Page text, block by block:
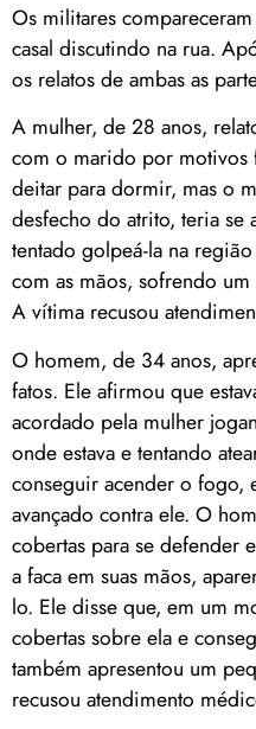
Os militares
casal discutindo na rua.
os relatos de ambas as
A mulher, de 28 anos,
com o marido por
deitar para dormir, mas o
desfecho do atrito, teria se
tentado golpeá-la na
com as mãos, sofrendo
A vítima recusou
O homem, de 34 anos,
fatos. Ele afirmou que
acordado pela mulher
onde estava e tentando
conseguir acender o fogo,
avançado contra ele. O
cobertas para se defender
a faca em suas mãos,
lo. Ele disse que, em um
cobertas sobre ela e
também apresentou um
recusou atendimento